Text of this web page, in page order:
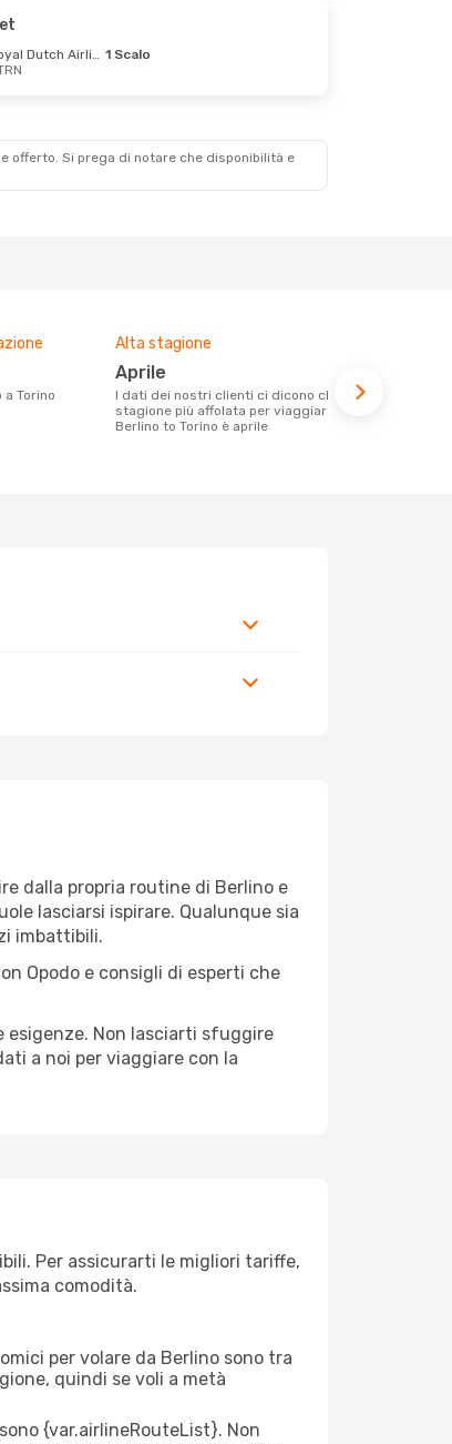
Klm Royal Dutch Airlines 1 Scalo
offerto. Si prega di notare che disponibilità e
a Torino
Alta stagione
aprile
I dati dei nostri clienti ci dicono che la
stagione più affolata per viaggiare da
Berlino to Torino è aprile
dalla propria routine di Berlino e
lasciarsi ispirare. Qualunque sia
imbattibili.
Opodo e consigli di esperti che
esigenze. Non lasciarti sfuggire
a noi per viaggiare con la
Per assicurarti le migliori tariffe,
comodità.
per volare da Berlino sono tra
quindi se voli a metà
{​var.airlineRouteList}. Non